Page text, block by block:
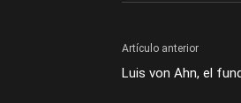
Artículo anterior
Luis von Ahn, el